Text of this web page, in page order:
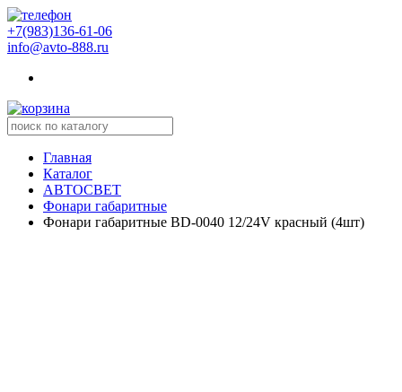
+7(983)136-61-06
info@avto-888.ru
Главная
Каталог
АВТОСВЕТ
Фонари габаритные
Фонари габаритные BD-0040 12/24V красный (4шт)